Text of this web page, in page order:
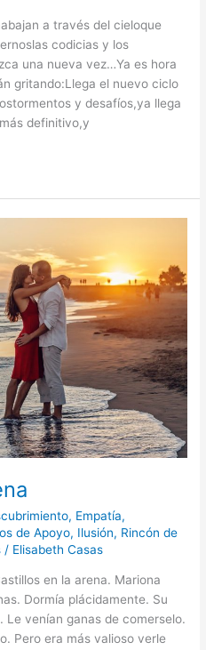
a través del cieloque
codicias y los
una nueva vez…Ya es hora
gritando:Llega el nuevo ciclo
y desafíos,ya llega
definitivo,y
, Empatía,
de Apoyo, Ilusión, Rincón de
/ Elisabeth Casas
en la arena. Mariona
Dormía plácidamente. Su
Le venían ganas de comerselo.
Pero era más valioso verle